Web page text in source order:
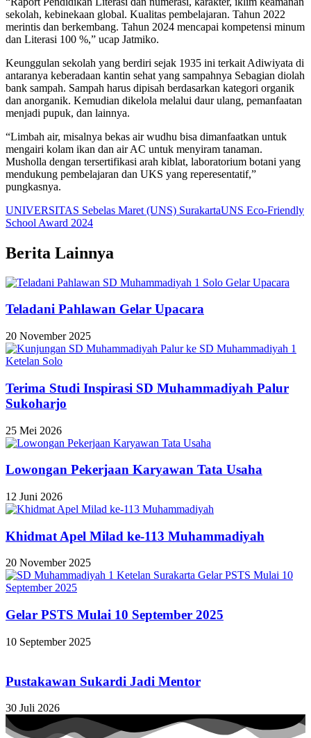
sekolah, kebinekaan global. Kualitas pembelajaran. Tahun 2022
merintis dan berkembang. Tahun 2024 mencapai kompetensi minum
dan Literasi 100 %,” ucap Jatmiko.
Keunggulan sekolah yang berdiri sejak 1935 ini terkait Adiwiyata di
antaranya keberadaan kantin sehat yang sampahnya Sebagian diolah
bank sampah. Sampah harus dipisah berdasarkan kategori organik
dan anorganik. Kemudian dikelola melalui daur ulang, pemanfaatan
menjadi pupuk, dan lainnya.
“Limbah air, misalnya bekas air wudhu bisa dimanfaatkan untuk
mengairi kolam ikan dan air AC untuk menyiram tanaman.
Musholla dengan tersertifikasi arah kiblat, laboratorium botani yang
mendukung pembelajaran dan UKS yang reperesentatif,”
pungkasnya.
UNIVERSITAS Sebelas Maret (UNS) SurakartaUNS Eco-Friendly
School Award 2024
Berita Lainnya
Teladani Pahlawan Gelar Upacara
20 November 2025
Terima Studi Inspirasi SD Muhammadiyah Palur
Sukoharjo
25 Mei 2026
Lowongan Pekerjaan Karyawan Tata Usaha
12 Juni 2026
Khidmat Apel Milad ke-113 Muhammadiyah
20 November 2025
Gelar PSTS Mulai 10 September 2025
10 September 2025
Pustakawan Sukardi Jadi Mentor
30 Juli 2026